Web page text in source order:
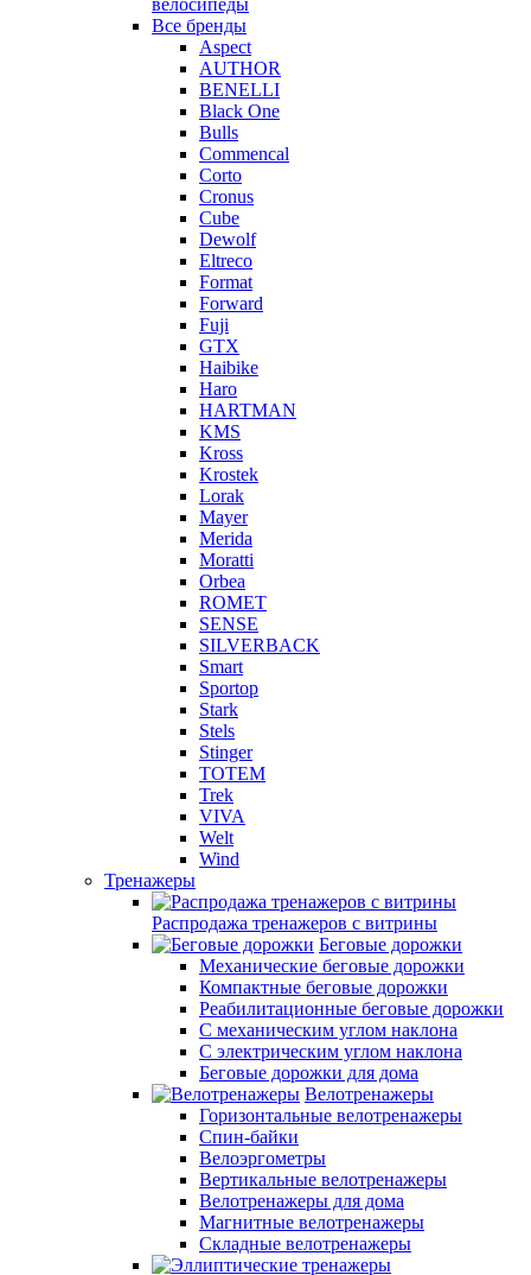
велосипеды
Все бренды
Aspect
AUTHOR
BENELLI
Black One
Bulls
Commencal
Corto
Cronus
Cube
Dewolf
Eltreco
Format
Forward
Fuji
GTX
Haibike
Haro
HARTMAN
KMS
Kross
Krostek
Lorak
Mayer
Merida
Moratti
Orbea
ROMET
SENSE
SILVERBACK
Smart
Sportop
Stark
Stels
Stinger
TOTEM
Trek
VIVA
Welt
Wind
Тренажеры
Распродажа тренажеров с витрины
Беговые дорожки
Механические беговые дорожки
Компактные беговые дорожки
Реабилитационные беговые дорожки
С механическим углом наклона
С электрическим углом наклона
Беговые дорожки для дома
Велотренажеры
Горизонтальные велотренажеры
Спин-байки
Велоэргометры
Вертикальные велотренажеры
Велотренажеры для дома
Магнитные велотренажеры
Складные велотренажеры